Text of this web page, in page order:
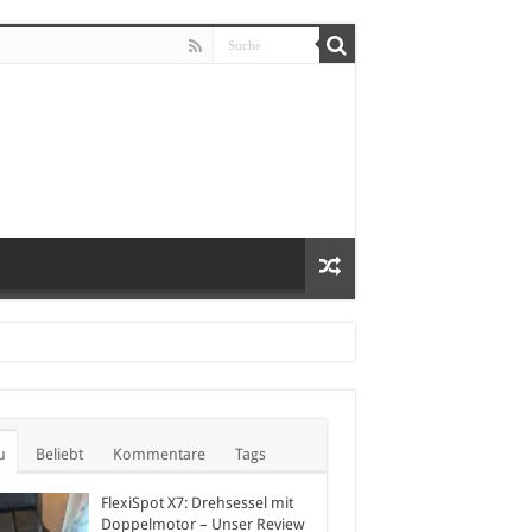
Beliebt Kommentare Tags
FlexiSpot X7: Drehsessel mit
Doppelmotor – Unser Review